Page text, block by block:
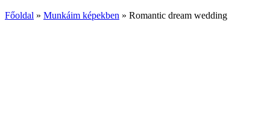
Főoldal » Munkáim képekben » Romantic dream wedding